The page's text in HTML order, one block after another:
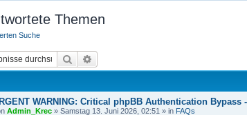
Themen
Suche
Suche
WARNING: Critical phpBB Authentication Bypass
Admin_Krec » Samstag 13. Juni 2026, 02:51 » in FAQs